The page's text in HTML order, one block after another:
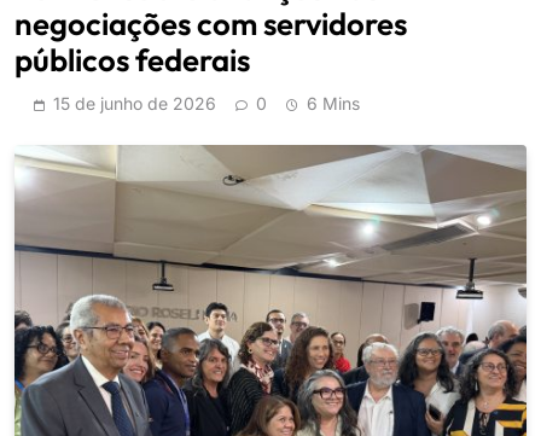
negociações com servidores
públicos federais
15 de junho de 2026 0 6 Mins